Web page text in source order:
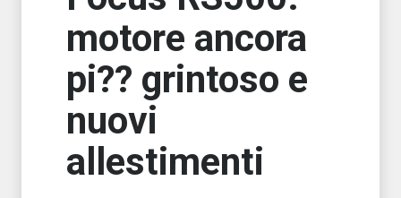
motore ancora
pi?? grintoso e
nuovi
allestimenti